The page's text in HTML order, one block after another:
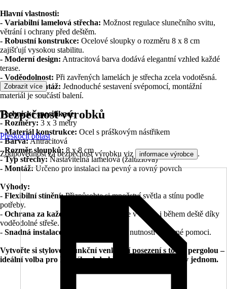
Hlavní vlastnosti:
- Variabilní lamelová střecha: Možnost regulace slunečního svitu,
větrání i ochrany před deštěm.
- Robustní konstrukce: Ocelové sloupky o rozměru 8 x 8 cm
zajišťují vysokou stabilitu.
- Moderní design: Antracitová barva dodává elegantní vzhled každé
terase.
- Voděodolnost: Při zavřených lamelách je střecha zcela vodotěsná.
- Snadná montáž: Jednoduché sestavení svépomocí, montážní
materiál je součástí balení.
Technické specifikace:
- Rozměry: 3 x 3 metry
- Materiál konstrukce: Ocel s práškovým nástřikem
- Barva:Antracitová
- Rozměr sloupků: 8 x 8 cm
- Typ střechy:Nastavitelná lamelová (žaluziová)
- Montáž:Určeno pro instalaci na pevný a rovný povrch
Výhody:
- Flexibilní stínění:Přizpůsobte si množství světla a stínu podle
potřeby.
- Ochrana za každého počasí:
Zůstaňte v suchu i během deště díky
voděodolné střeše.
- Snadná instalace: Rychlá montáž bez nutnosti odborné pomoci.
Vytvořte si stylové a funkční venkovní posezení s touto pergolou –
ideální volba pro každého, kdo hledá kvalitu a design v jednom.
Zobrazit více
Bezpečnost výrobků
Přeskočit oblast
Zodpovědnost za bezpečnost výrobku viz informace výrobce .